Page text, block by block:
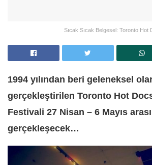
Sıcak Sıcak Belgesel: Toronto Hot
1994 yılından beri geleneksel
gerçekleştirilen Toronto Hot
Festivali 27 Nisan – 6 Mayıs
gerçekleşecek…